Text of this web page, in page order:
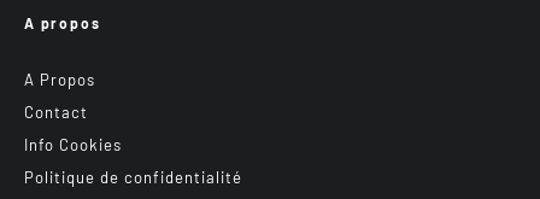
A propos
A Propos
Contact
Info Cookies
Politique de confidentialité